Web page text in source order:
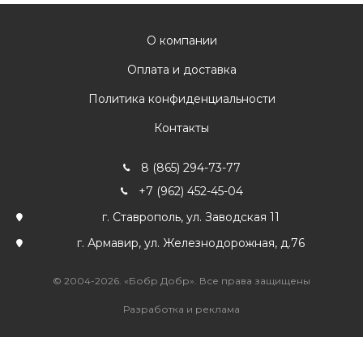
О компании
Оплата и доставка
Политика конфиденциальности
Контакты
8 (865) 294-73-77
+7 (962) 452-45-04
г. Ставрополь, ул. Заводская 11
г. Армавир, ул. Железнодорожная, д.76
© 2004-2026. «Бобр Добр». Все права защищены
Разработка и реклама